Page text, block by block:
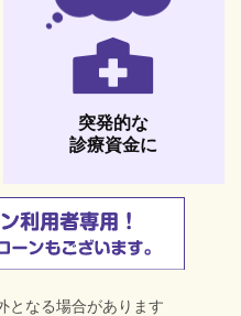
突発的な
診療資金に
となる場合があります